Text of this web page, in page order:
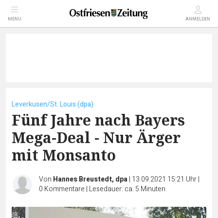
MENÜ ANMELDEN
Leverkusen/St. Louis (dpa)
Fünf Jahre nach Bayers
Mega-Deal - Nur Ärger
mit Monsanto
Von Hannes Breustedt, dpa| 13.09.2021 15:21 Uhr|
0 Kommentare | Lesedauer: ca. 5 Minuten